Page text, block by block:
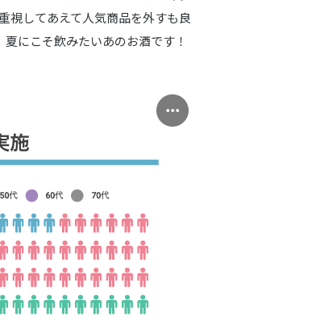
視してあえて人気商品を外すも良
にこそ飲みたいあのお酒です！